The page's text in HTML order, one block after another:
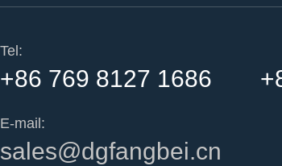
Tel:
+86 769 8127 1686
E-mail:
sales@dgfangbei.cn